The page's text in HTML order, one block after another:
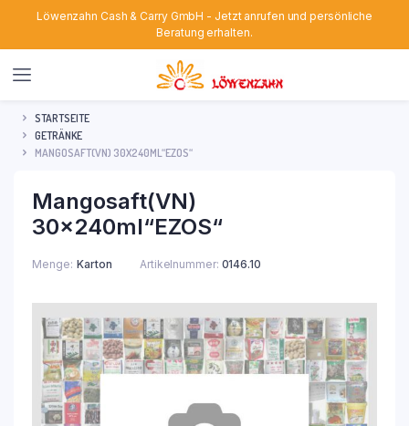
Löwenzahn Cash & Carry GmbH - Jetzt anrufen und persönliche
Beratung erhalten.
STARTSEITE
GETRÄNKE
MANGOSAFT(VN) 30X240ML“EZOS“
Mangosaft(VN)
30x240ml“EZOS“
Menge Karton Artikelnummer: 0146.10